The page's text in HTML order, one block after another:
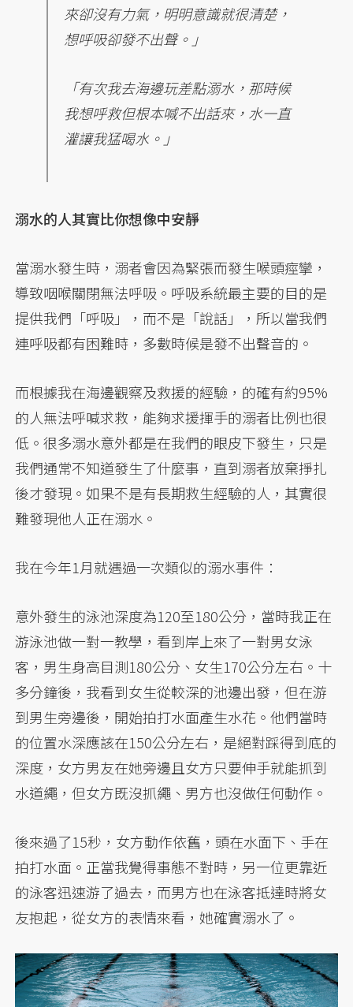
來卻沒有力氣，明明意識就很清楚，
想呼吸卻發不出聲。」
「有次我去海邊玩差點溺水，那時候
我想呼救但根本喊不出話來，水一直
灌讓我猛喝水。」
溺水的人其實比你想像中安靜
當溺水發生時，溺者會因為緊張而發生喉頭痙攣，
導致咽喉關閉無法呼吸。呼吸系統最主要的目的是
提供我們「呼吸」，而不是「說話」，所以當我們
連呼吸都有困難時，多數時候是發不出聲音的。
而根據我在海邊觀察及救援的經驗，的確有約95%
的人無法呼喊求救，能夠求援揮手的溺者比例也很
低。很多溺水意外都是在我們的眼皮下發生，只是
我們通常不知道發生了什麼事，直到溺者放棄掙扎
後才發現。如果不是有長期救生經驗的人，其實很
難發現他人正在溺水。
我在今年1月就遇過一次類似的溺水事件：
意外發生的泳池深度為120至180公分，當時我正在
游泳池做一對一教學，看到岸上來了一對男女泳
客，男生身高目測180公分、女生170公分左右。十
多分鐘後，我看到女生從較深的池邊出發，但在游
到男生旁邊後，開始拍打水面產生水花。他們當時
的位置水深應該在150公分左右，是絕對踩得到底的
深度，女方男友在她旁邊且女方只要伸手就能抓到
水道繩，但女方既沒抓繩、男方也沒做任何動作。
後來過了15秒，女方動作依舊，頭在水面下、手在
拍打水面。正當我覺得事態不對時，另一位更靠近
的泳客迅速游了過去，而男方也在泳客抵達時將女
友抱起，從女方的表情來看，她確實溺水了。